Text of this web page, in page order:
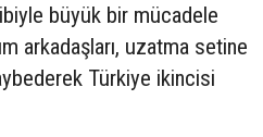
büyük bir mücadele
arkadaşları, uzatma setine
Türkiye ikincisi